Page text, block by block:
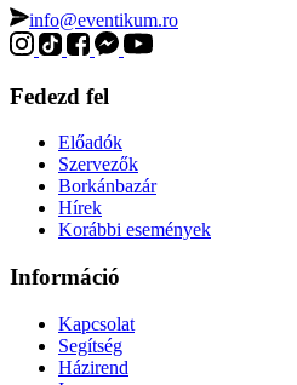
info@eventikum.ro
Fedezd fel
Előadók
Szervezők
Borkánbazár
Hírek
Korábbi események
Információ
Kapcsolat
Segítség
Házirend